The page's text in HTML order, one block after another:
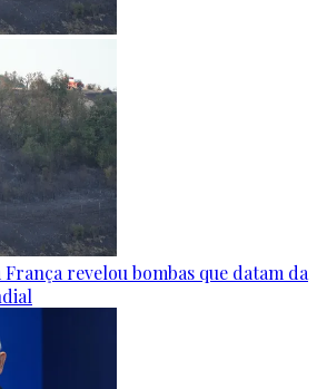
revelou bombas que datam da